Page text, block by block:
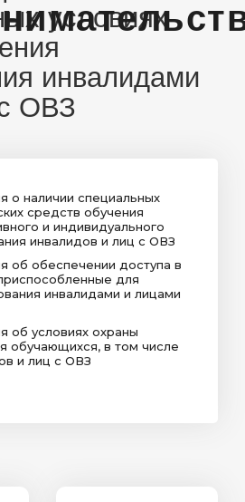
условиях
инвалидами
ОВЗ
о наличии специальных
средств обучения
и индивидуального
инвалидов и лиц с ОВЗ
об обеспечении доступа в
для
инвалидами и лицами
об условиях охраны
обучающихся, в том числе
и лиц с ОВЗ